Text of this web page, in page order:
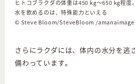
ヒトコブラクダの体重は450 kg～650 kg程度
水を飲めるのは、特殊能力といえる
©︎ Steve Bloom/SteveBloom /
さらにラクダには、体内の水分を逃
備わっています。